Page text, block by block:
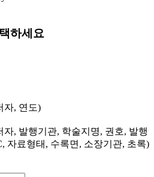
하세요
자, 연도)
자, 발행기관, 학술지명, 권호, 발행
자료형태, 수록면, 소장기관, 초록)